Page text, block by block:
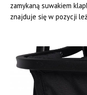
zamykaną suwakiem
znajduje się w pozycji